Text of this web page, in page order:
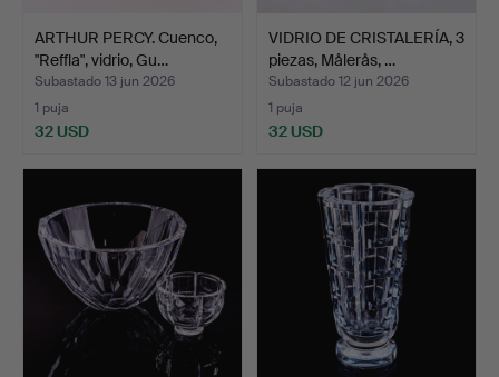
ARTHUR PERCY. Cuenco,
"Reffla", vidrio, Gu…
Subastado 13 jun 2026
1 puja
32 USD
VIDRIO DE CRISTALERÍA, 3
piezas, Målerås, …
Subastado 12 jun 2026
1 puja
32 USD